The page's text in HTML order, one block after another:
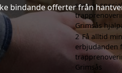
bindande offerter från
som är
Grimsås
2 Få alltid
erbjudanden
Grimsås